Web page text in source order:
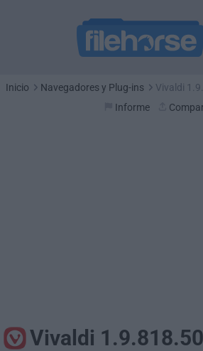
Inicio Navegadores y Plug-ins
Vivaldi
Informe
Vivaldi